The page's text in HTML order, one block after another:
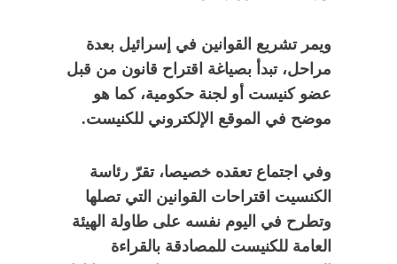
ويمر تشريع القوانين في إسرائيل بعدة
مراحل، تبدأ بصياغة اقتراح قانون من قبل
عضو كنيست أو لجنة حكومية، كما هو
موضح في الموقع الإلكتروني للكنيست.
وفي اجتماع تعقده خصيصا، تقرّ رئاسة
الكنسيت اقتراحات القوانين التي تصلها
وتطرح في اليوم نفسه على طاولة الهيئة
العامة للكنيست للمصادقة بالقراءة